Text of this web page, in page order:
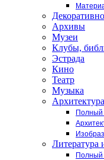
Архивы
Музеи
Клубы,
Эстрада
Кино
Театр
Музыка
Полный
Литература
Полный